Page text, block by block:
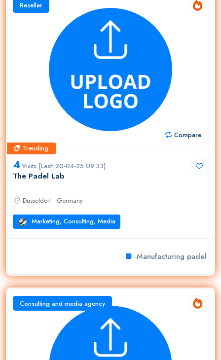
Reseller
Compare
Trending
Trending
4Visits [Last: 20-04-25 09:33]
The Padel Lab
Düsseldorf - Germany
Marketing, Consulting, Media
Manufacturing padel
Consulting and media agency